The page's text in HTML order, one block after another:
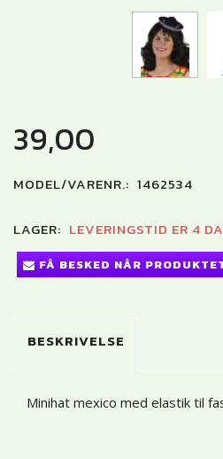
39,00
MODEL/VARENR.: 1462534
LAGER: LEVERINGSTID ER 4
FÅ BESKED NÅR
BESKRIVELSE
Minihat mexico med elastik til